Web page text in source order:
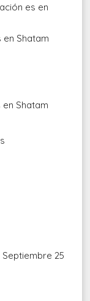
es en
Shatam
Shatam
25